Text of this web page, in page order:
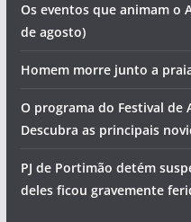
Os eventos que animam o
de agosto)
Homem morre junto a
O programa do Festival de
Descubra as principais
PJ de Portimão detém
deles ficou gravemente